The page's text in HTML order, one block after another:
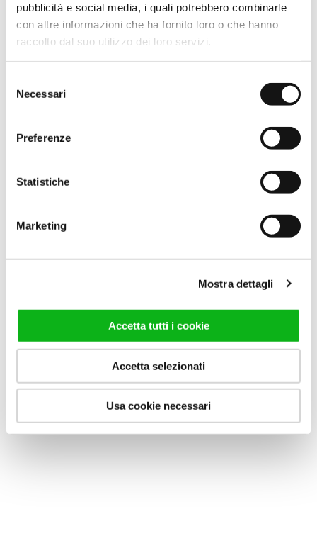
pubblicità e social media, i quali potrebbero combinarle
con altre informazioni che ha fornito loro o che hanno
raccolto dal suo utilizzo dei loro servizi.
delNecessari
Preferenze
Statistiche
Marketing
Mostra dettagli
Accetta tutti i cookie
Accetta selezionati
Usa cookie necessari
GEHE ZUM PRODUKT
KUBIK B1
Innen- und Außenöffnung.
KUBIK PB
GEHE ZUM PRODUKT